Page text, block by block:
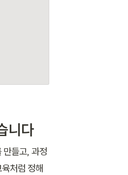
니다
만들고, 과정
처럼 정해